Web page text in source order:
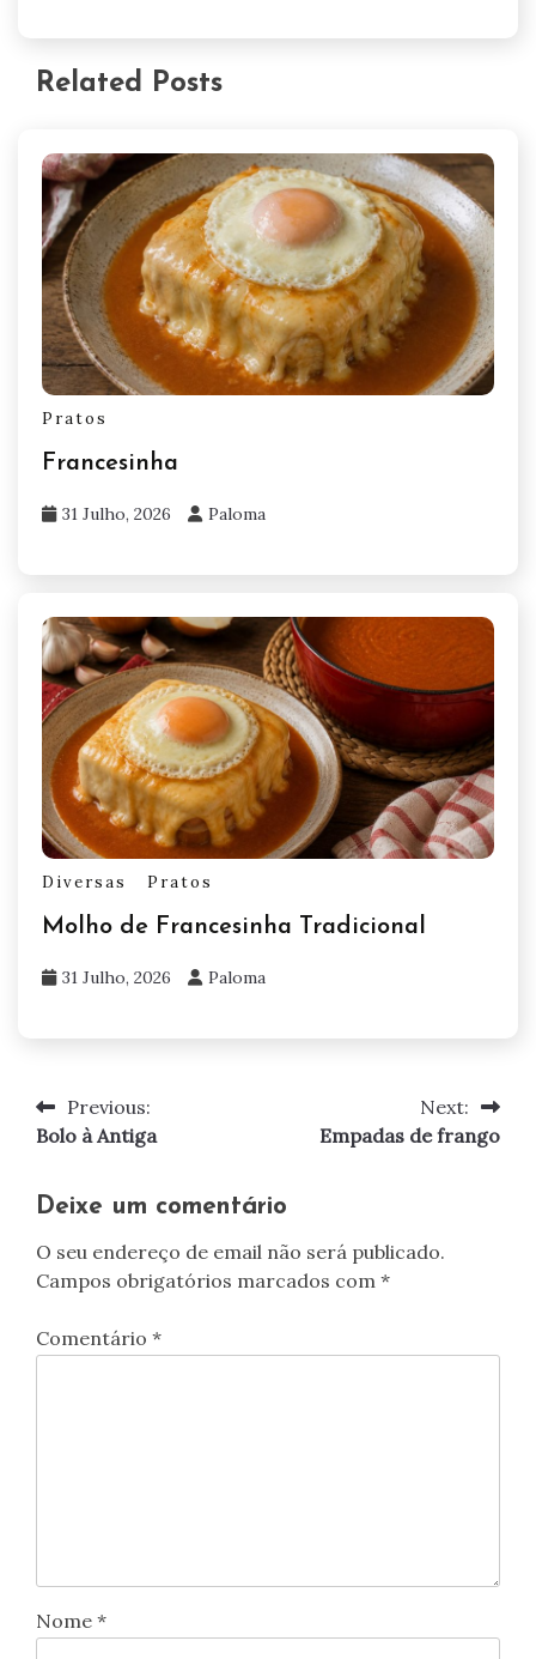
Related Posts
Pratos
Francesinha
31 Julho, 2026 Paloma
Diversas Pratos
Molho de Francesinha Tradicional
31 Julho, 2026 Paloma
Navegação
artigos
Previous:
Bolo à Antiga
Next:
Empadas de frango
Deixe um comentário
O seu endereço de email não será publicado.
Campos obrigatórios marcados com *
Comentário *
Nome *